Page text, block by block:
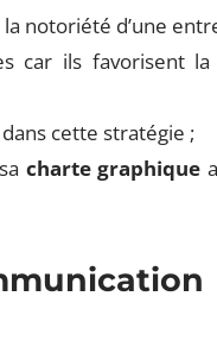
notoriété d’une
car ils favorisent
cette stratégie ;
charte graphique